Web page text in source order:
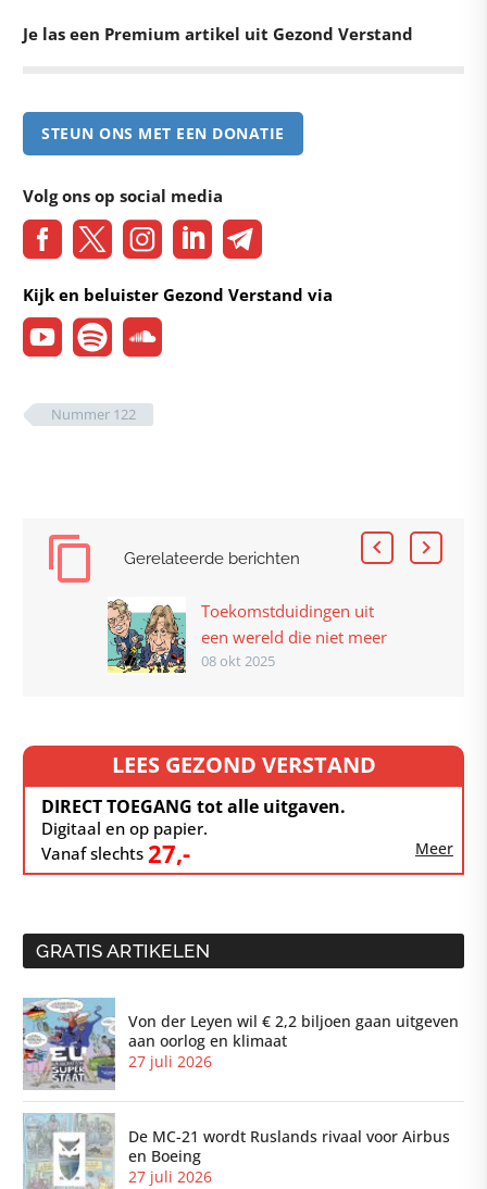
Je las een Premium artikel uit Gezond Verstand
STEUN ONS MET EEN DONATIE
Volg ons op social media
Kijk en beluister Gezond Verstand via
Nummer 122
Gerelateerde berichten
Toekomstduidingen uit
een wereld die niet meer
bestaat
08 okt 2025
LEES GEZOND VERSTAND
DIRECT TOEGANG tot alle uitgaven.
Digitaal en op papier.
Vanaf slechts 27,- Meer
GRATIS ARTIKELEN
Von der Leyen wil € 2,2 biljoen gaan uitgeven
aan oorlog en klimaat
27 juli 2026
De MC-21 wordt Ruslands rivaal voor Airbus
en Boeing
27 juli 2026